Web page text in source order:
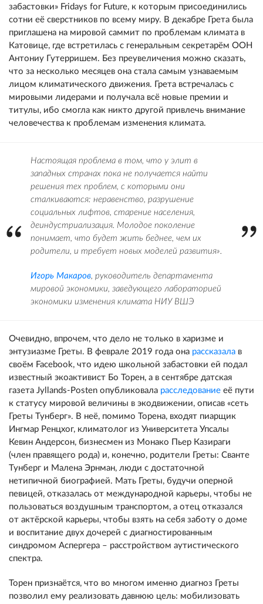
забастовки» Fridays for Future, к которым присоединились
сотни её сверстников по всему миру. В декабре Грета была
приглашена на мировой саммит по проблемам климата в
Катовице, где встретилась с генеральным секретарём ООН
Антониу Гутерришем. Без преувеличения можно сказать,
что за несколько месяцев она стала самым узнаваемым
лицом климатического движения. Грета встречалась с
мировыми лидерами и получала всё новые премии и
титулы, ибо смогла как никто другой привлечь внимание
человечества к проблемам изменения климата.
Настоящая проблема в том, что у элит в
западных странах пока не получается найти
решения тех проблем, с которыми они
сталкиваются: неравенство, разрушение
социальных лифтов, старение населения,
деиндустриализация. Молодое поколение
понимает, что будет жить беднее, чем их
родители, и требует новых моделей развития».
Игорь Макаров, руководитель департамента
мировой экономики, заведующего лабораторией
экономики изменения климата НИУ ВШЭ
Очевидно, впрочем, что дело не только в харизме и
энтузиазме Греты. В феврале 2019 года она рассказала в
своём Facebook, что идею школьной забастовки ей подал
известный экоактивист Бо Торен, а в сентябре датская
газета Jyllands-Posten опубликовала расследование её пути
к статусу мировой величины в экодвижении, описав «сеть
Греты Тунберг». В неё, помимо Торена, входят пиарщик
Ингмар Ренцхог, климатолог из Университета Упсалы
Кевин Андерсон, бизнесмен из Монако Пьер Казираги
(член правящего рода) и, конечно, родители Греты: Сванте
Тунберг и Малена Эрнман, люди с достаточной
нетипичной биографией. Мать Греты, будучи оперной
певицей, отказалась от международной карьеры, чтобы не
пользоваться воздушным транспортом, а отец отказался
от актёрской карьеры, чтобы взять на себя заботу о доме
и воспитание двух дочерей с диагностированным
синдромом Аспергера – расстройством аутистического
спектра.
Торен признаётся, что во многом именно диагноз Греты
позволил ему реализовать давнюю цель: мобилизовать